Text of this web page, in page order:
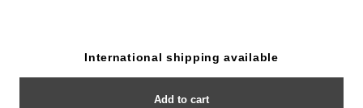
International shipping available
Add to cart